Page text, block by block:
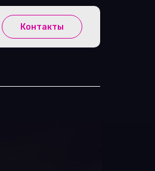
Контакты